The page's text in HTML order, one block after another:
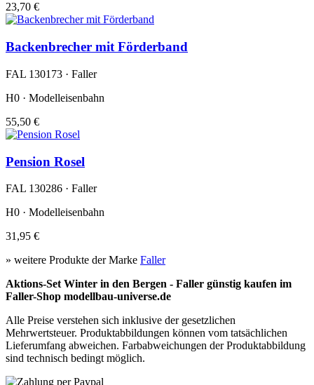
23,70 €
Backenbrecher mit Förderband
FAL 130173 · Faller
H0 · Modelleisenbahn
55,50 €
Pension Rosel
FAL 130286 · Faller
H0 · Modelleisenbahn
31,95 €
» weitere Produkte der Marke Faller
Aktions-Set Winter in den Bergen - Faller günstig kaufen im
Faller-Shop modellbau-universe.de
Alle Preise verstehen sich inklusive der gesetzlichen
Mehrwertsteuer. Produktabbildungen können vom tatsächlichen
Lieferumfang abweichen. Farbabweichungen der Produktabbildung
sind technisch bedingt möglich.